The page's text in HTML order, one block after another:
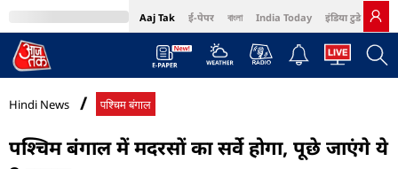
Aaj Tak ई-पेपर বাংলা India Today इंडिया टुडे हिंदी
MumbaiTak Cosmopolitan Harper's Bazaar Northeast
Hindi News पश्चिम बंगाल
पश्चिम बंगाल में मदरसों का सर्वे होगा, पूछे जाएंगे ये